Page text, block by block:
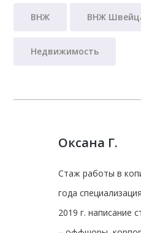
ВНЖ ВНЖ
Недвижимость
Оксана Г.
Стаж работы в
года
2019 г. написание